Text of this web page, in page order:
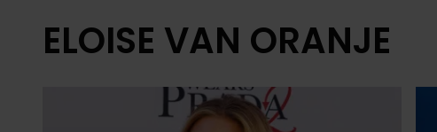
ELOISE VAN ORANJE